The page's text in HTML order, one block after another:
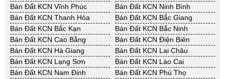
Bán Đất KCN Vĩnh Phúc
Bán Đất KCN Ninh Bình
Bán Đất KCN Thanh Hóa
Bán Đất KCN Bắc Giang
Bán Đất KCN Bắc Kạn
Bán Đất KCN Bắc Ninh
Bán Đất KCN Cao Bằng
Bán Đất KCN Điện Biên
Bán Đất KCN Hà Giang
Bán Đất KCN Lai Châu
Bán Đất KCN Lạng Sơn
Bán Đất KCN Lào Cai
Bán Đất KCN Nam Định
Bán Đất KCN Phú Thọ